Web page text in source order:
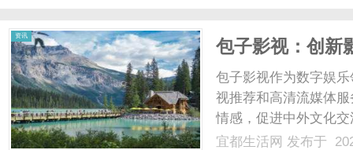
资讯
包子影视：创新
包子影视作为数字娱
视推荐和高清流媒体
情感，促进中外文化
慧娱乐生态系统。...
宜都生活网 发布于